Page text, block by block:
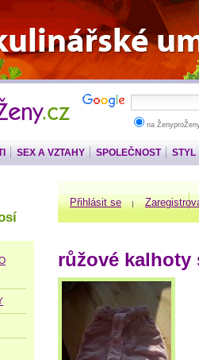
na
SEX A VZTAHY SPOLEČNOST STYL
Přihlásit se
růžové kalhoty